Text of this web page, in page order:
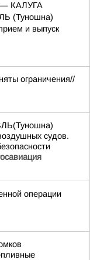
— КАЛУГА
(Туношна)
и выпуск
ограничения//
судов.
операции